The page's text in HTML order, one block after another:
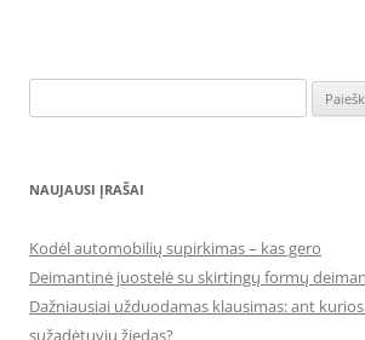
NAUJAUSI ĮRAŠAI
Kodėl automobilių supirkimas – kas gero
Deimantinė juostelė su skirtingų formų
Dažniausiai užduodamas klausimas: ant
sužadėtuvių žiedas?